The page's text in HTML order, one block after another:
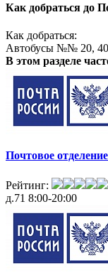
Как добраться до
Как добраться:
Автобусы №№ 20,
В этом разделе
Почтовое
Рейтинг:
д.71 8:00-20:00